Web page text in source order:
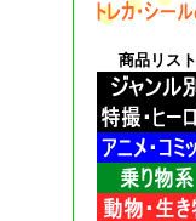
商品リスト